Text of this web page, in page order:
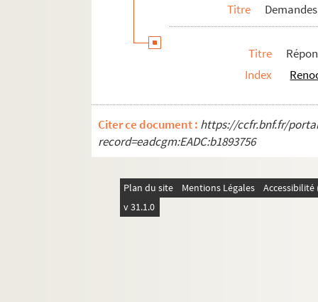
Titre
Titre
Index
Citer ce document : https://ccfr.bnf.fr/
record=eadcgm:EADC:b1893756
Plan du site Mentions Légales
v 31.1.0